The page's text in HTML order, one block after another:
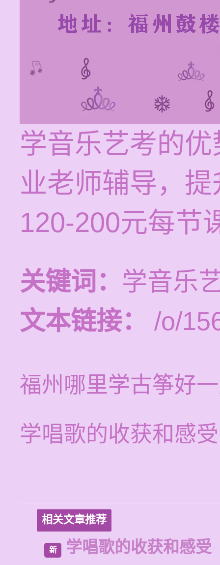
学音乐艺考的
业老师辅导，
120-200元每节
关键词： 学音乐
文本链接：
/o/
福州哪里学古筝好
学唱歌的收获和感受
相关文章推荐
新 学唱歌的收获和感受